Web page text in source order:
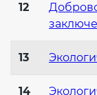
12
13
14